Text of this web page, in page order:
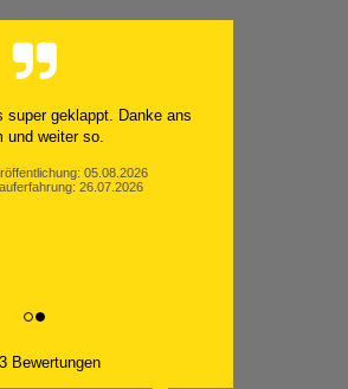
super geklappt. Danke ans
und weiter so.
05.08.2026
26.07.2026
Bewertungen